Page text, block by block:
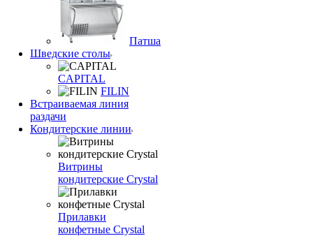
Патша
Шведские столы
CAPITAL
FILIN
Встраиваемая линия
раздачи
Кондитерские линии
Витрины
кондитерские Crystal
Прилавки
конфетные Crystal